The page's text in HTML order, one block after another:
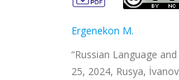
Ergenekon M.
“Russian Language
25, 2024, Rusya,